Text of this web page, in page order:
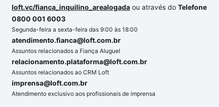
loft.vc/fianca_inquilino_arealogada ou através do Telefone
0800 001 6003
Segunda-feira a sexta-feira das 9:00 às 18:00
atendimento.fianca@loft.com.br
Assuntos relacionados a Fiança Aluguel
relacionamento.plataforma@loft.com.br
Assuntos relacionados ao CRM Loft
imprensa@loft.com.br
Atendimento exclusivo aos profissionais de imprensa